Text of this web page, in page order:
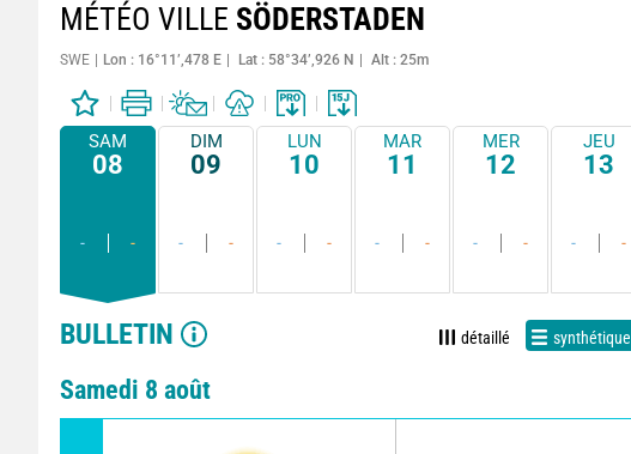
MÉTÉO VILLE SÖDERSTADEN
SWE Lon : 16°11’,478 E Lat : 58°34’,926 N Alt : 25m
SAM
08
- -
DIM
09
- -
LUN
10
- -
MAR
11
- -
MER
12
- -
JEU
13
- -
BULLETIN détaillé synthétique
Samedi 8 août